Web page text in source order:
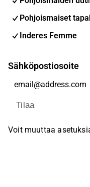
Pohjoismaiset
Inderes Femme
Sähköpostiosoite
Tilaa
Voit muuttaa